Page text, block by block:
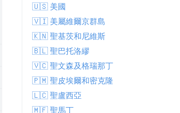
Sunny
33.9°C
28.0°C
24.5°C
🇺🇸 美國
🇻🇮 美屬維爾京群島
🇰🇳 聖基茨和尼維斯
🇧🇱 聖巴托洛繆
🇻🇨 聖文森及格瑞那丁
🇵🇲 聖皮埃爾和密克隆
🇱🇨 聖盧西亞
🇲🇫 聖馬丁